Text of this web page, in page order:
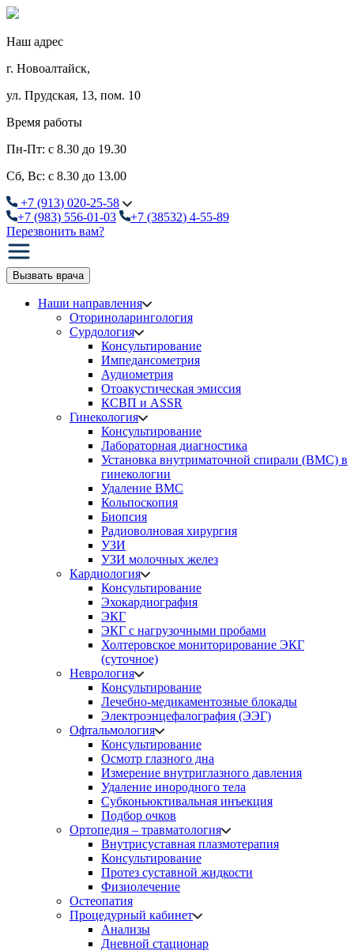
Наш адрес
г. Новоалтайск,
ул. Прудская, 13, пом. 10
Время работы
Пн-Пт: с 8.30 до 19.30
Сб, Вс: с 8.30 до 13.00
+7 (913) 020-25-58
+7 (983) 556-01-03 +7 (38532) 4-55-89
Перезвонить вам?
Вызвать врача
Наши направления
Оториноларингология
Сурдология
Консультирование
Импедансометрия
Аудиометрия
Отоакустическая эмиссия
КСВП и ASSR
Гинекология
Консультирование
Лабораторная диагностика
Установка внутриматочной спирали (ВМС) в
гинекологии
Удаление ВМС
Кольпоскопия
Биопсия
Радиоволновая хирургия
УЗИ
УЗИ молочных желез
Кардиология
Консультирование
Эхокардиография
ЭКГ
ЭКГ с нагрузочными пробами
Холтеровское мониторирование ЭКГ
(суточное)
Неврология
Консультирование
Лечебно-медикаментозные блокады
Электроэнцефалография (ЭЭГ)
Офтальмология
Консультирование
Осмотр глазного дна
Измерение внутриглазного давления
Удаление инородного тела
Субконьюктивальная инъекция
Подбор очков
Ортопедия – травматология
Внутрисуставная плазмотерапия
Консультирование
Протез суставной жидкости
Физиолечение
Остеопатия
Процедурный кабинет
Анализы
Дневной стационар